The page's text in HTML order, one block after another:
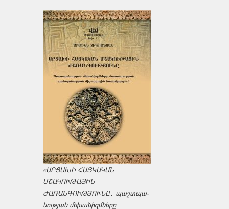
«ԱՐՑԱԽԻ ՀԱՅԿԱԿԱՆ
ՄՇԱԿՈՒԹԱՅԻՆ
ԺԱՌԱՆԳՈՒԹՅՈՒՆԸ․ պաշտպա­
նության մեխանիզմները